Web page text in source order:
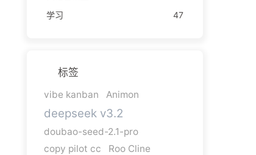
学习
47
标签
vibe kanban Animon
deepseek v3.2
doubao-seed-2.1-pro
copy pilot cc
Roo Cline